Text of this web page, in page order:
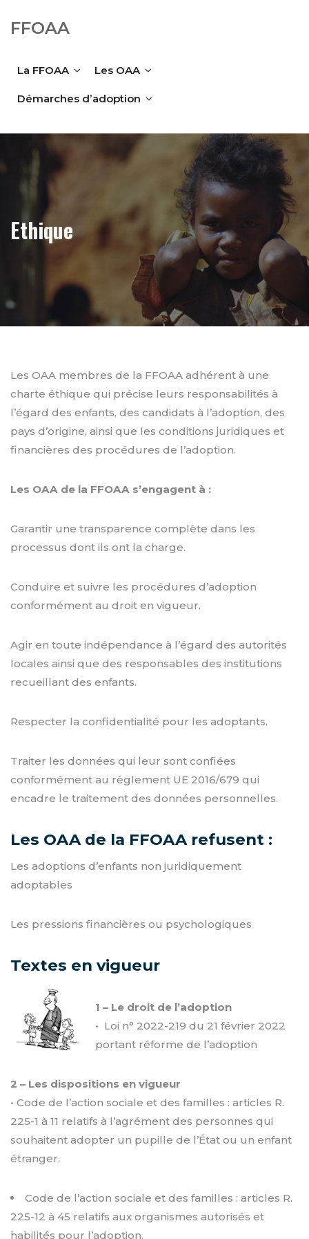
FFOAA
La FFOAA Les OAA
Démarches d’adoption
Ethique
Les OAA membres de la FFOAA adhérent à une
charte éthique qui précise leurs responsabilités à
l’égard des enfants, des candidats à l’adoption, des
pays d’origine, ainsi que les conditions juridiques et
financières des procédures de l’adoption.
Les OAA de la FFOAA s’engagent à :
Garantir une transparence complète dans les
processus dont ils ont la charge.
Conduire et suivre les procédures d’adoption
conformément au droit en vigueur.
Agir en toute indépendance à l’égard des autorités
locales ainsi que des responsables des institutions
recueillant des enfants.
Respecter la confidentialité pour les adoptants.
Traiter les données qui leur sont confiées
conformément au règlement UE 2016/679 qui
encadre le traitement des données personnelles.
Les OAA de la FFOAA refusent :
Les adoptions d’enfants non juridiquement
adoptables
Les pressions financières ou psychologiques
Textes en vigueur
1 – Le droit de l’adoption
• Loi n° 2022-219 du 21 février 2022
portant réforme de l’adoption
2 – Les dispositions en vigueur
• Code de l’action sociale et des familles : articles R.
225-1 à 11 relatifs à l’agrément des personnes qui
souhaitent adopter un pupille de l’État ou un enfant
étranger.
Code de l’action sociale et des familles : articles R.
225-12 à 45 relatifs aux organismes autorisés et
habilités pour l’adoption.